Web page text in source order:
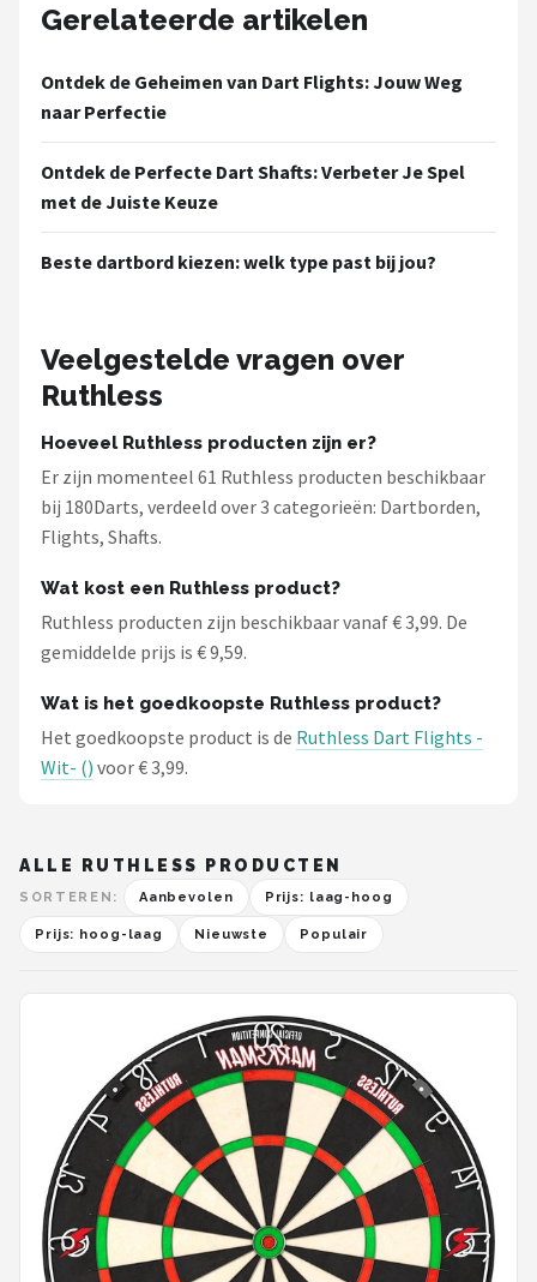
Gerelateerde artikelen
Ontdek de Geheimen van Dart Flights: Jouw Weg
naar Perfectie
Ontdek de Perfecte Dart Shafts: Verbeter Je Spel
met de Juiste Keuze
Beste dartbord kiezen: welk type past bij jou?
Veelgestelde vragen over
Ruthless
Hoeveel Ruthless producten zijn er?
Er zijn momenteel 61 Ruthless producten beschikbaar
bij 180Darts, verdeeld over 3 categorieën: Dartborden,
Flights, Shafts.
Wat kost een Ruthless product?
Ruthless producten zijn beschikbaar vanaf € 3,99. De
gemiddelde prijs is € 9,59.
Wat is het goedkoopste Ruthless product?
Het goedkoopste product is de Ruthless Dart Flights -
Wit- () voor € 3,99.
ALLE RUTHLESS PRODUCTEN
SORTEREN: Aanbevolen Prijs: laag-hoog
Prijs: hoog-laag Nieuwste Populair